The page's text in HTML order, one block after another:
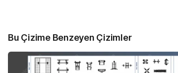
Bu Çizime Benzeyen Çizimler